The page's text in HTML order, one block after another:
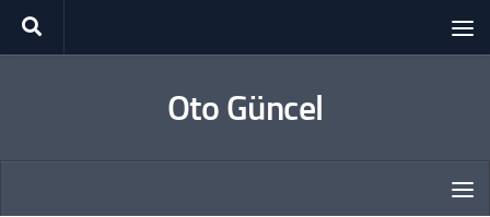
Skip to content
Oto Güncel